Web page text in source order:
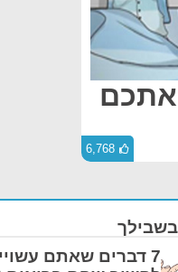
אתכם
6,768
7 דברים שאתם